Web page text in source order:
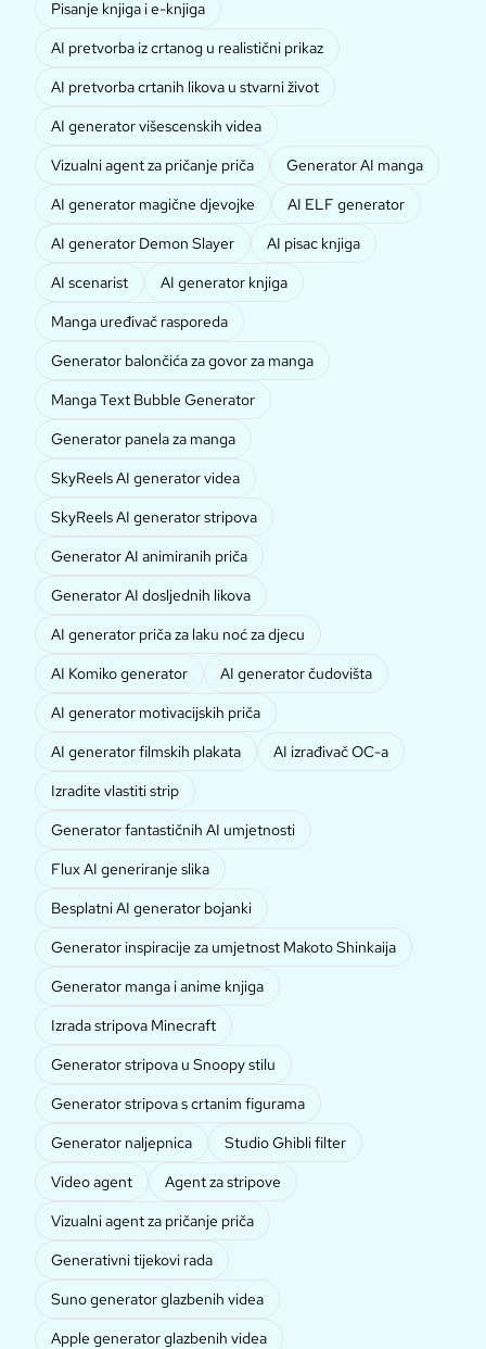
Pisanje knjiga i e-knjiga
AI pretvorba iz crtanog u realistični prikaz
AI pretvorba crtanih likova u stvarni život
AI generator višescenskih videa
Vizualni agent za pričanje priča
Generator AI manga
AI generator magične djevojke
AI ELF generator
AI generator Demon Slayer
AI pisac knjiga
AI scenarist
AI generator knjiga
Manga uređivač rasporeda
Generator balončića za govor za manga
Manga Text Bubble Generator
Generator panela za manga
SkyReels AI generator videa
SkyReels AI generator stripova
Generator AI animiranih priča
Generator AI dosljednih likova
AI generator priča za laku noć za djecu
AI Komiko generator
AI generator čudovišta
AI generator motivacijskih priča
AI generator filmskih plakata
AI izrađivač OC-a
Izradite vlastiti strip
Generator fantastičnih AI umjetnosti
Flux AI generiranje slika
Besplatni AI generator bojanki
Generator inspiracije za umjetnost Makoto Shinkaija
Generator manga i anime knjiga
Izrada stripova Minecraft
Generator stripova u Snoopy stilu
Generator stripova s crtanim figurama
Generator naljepnica
Studio Ghibli filter
Video agent
Agent za stripove
Vizualni agent za pričanje priča
Generativni tijekovi rada
Suno generator glazbenih videa
Apple generator glazbenih videa